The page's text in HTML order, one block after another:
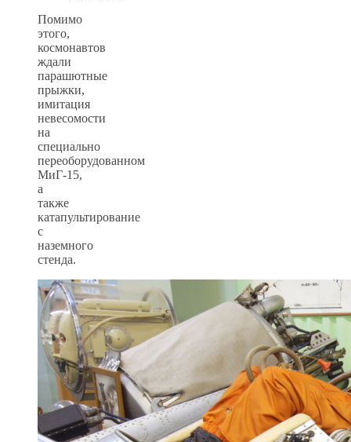
Помимо
этого,
космонавтов
ждали
парашютные
прыжки,
имитация
невесомости
на
специально
переоборудованном
МиГ-15,
а
также
катапультирование
с
наземного
стенда.